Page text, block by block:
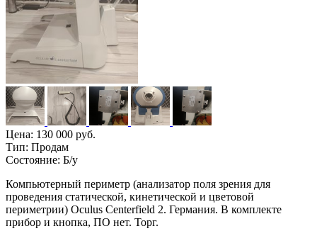
Цена: 130 000 руб.
Тип: Продам
Состояние: Б/у
Компьютерный периметр (анализатор поля зрения для
проведения статической, кинетической и цветовой
периметрии) Oculus Centerfield 2. Германия. В комплекте
прибор и кнопка, ПО нет. Торг.